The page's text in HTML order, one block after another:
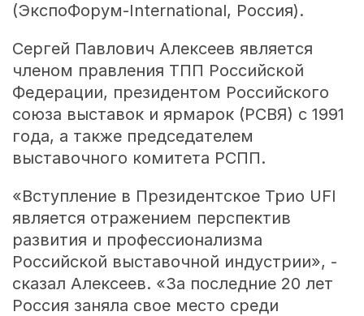
(ЭкспоФорум-International, Россия).
Сергей Павлович Алексеев является
членом правления ТПП Российской
Федерации, президентом Российского
союза выставок и ярмарок (РСВЯ) с 1991
года, а также председателем
выставочного комитета РСПП.
«Вступление в Президентское Трио UFI
является отражением перспектив
развития и профессионализма
Российской выставочной индустрии», -
сказал Алексеев. «За последние 20 лет
Россия заняла свое место среди